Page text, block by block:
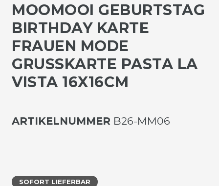
MOOMOOI GEBURTSTAG
BIRTHDAY KARTE
FRAUEN MODE
GRUSSKARTE PASTA LA V
ISTA 16X16CM
ARTIKELNUMMER B26-MM06
SOFORT LIEFERBAR